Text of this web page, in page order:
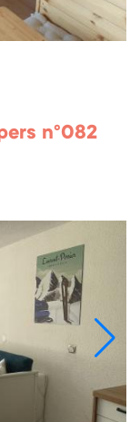
n°082